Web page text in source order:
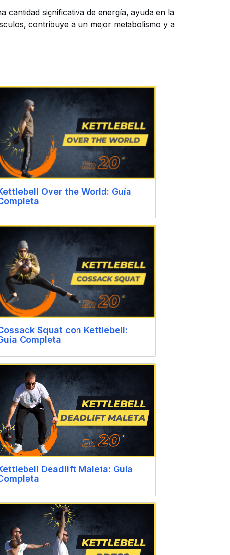
cantidad significativa de energía, ayuda en la
contribuye a un mejor metabolismo y a
Over the World: Guía
Squat con Kettlebell:
Completa
Deadlift Maleta: Guía